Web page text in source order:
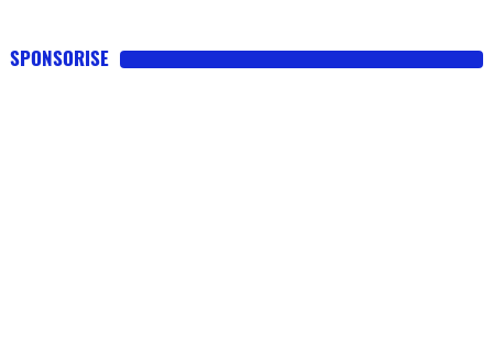
SPONSORISE